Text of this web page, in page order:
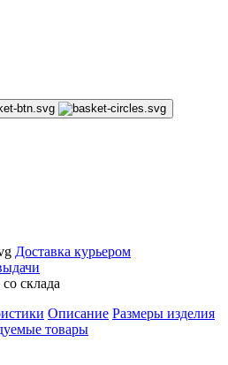
Доставка курьером
склада
Описание Размеры изделия
товары